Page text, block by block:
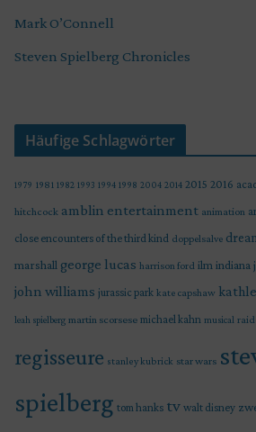
Mark O’Connell
Steven Spielberg Chronicles
Häufige Schlagwörter
1979 1981 1982 1993 1994 1998 2004 2014 2015 2016
hitchcock amblin entertainment animation
close encounters of the third kind doppelsalve
marshall george lucas harrison ford ilm indiana
john williams jurassic park kate capshaw
leah spielberg martin scorsese michael kahn musical
regisseure stanley kubrick star wars
spielberg tom hanks tv walt disney